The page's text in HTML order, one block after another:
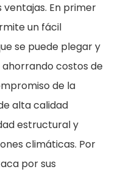
En primer
un fácil
se puede plegar y
costos de
de la
alta calidad
estructural y
climáticas. Por
por sus